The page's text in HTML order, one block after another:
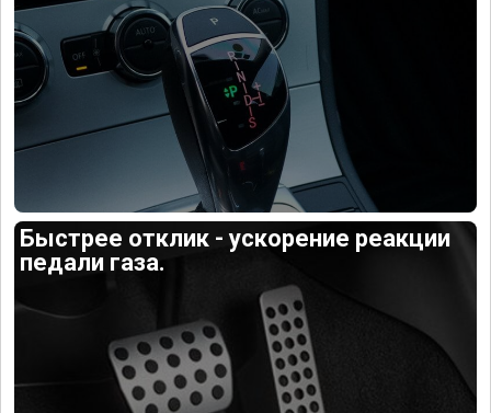
Быстрее отклик - ускорение реакции
педали газа.